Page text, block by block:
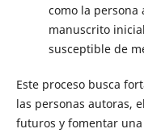
como la
manuscrito
susceptible de
Este proceso busca
las personas autoras,
futuros y fomentar